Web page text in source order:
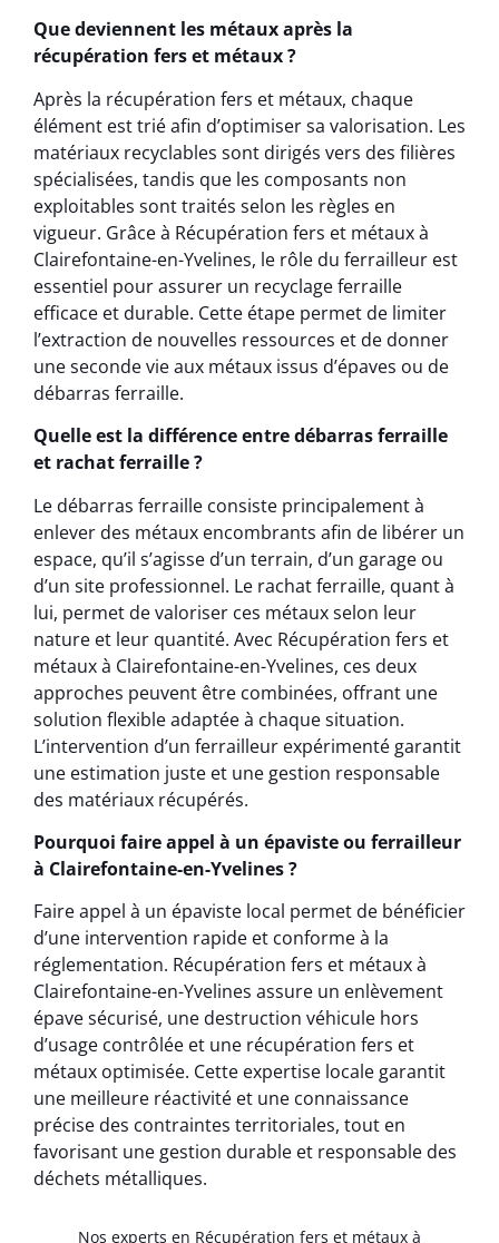
Que deviennent les métaux après la
récupération fers et métaux ?
Après la récupération fers et métaux, chaque
élément est trié afin d’optimiser sa valorisation. Les
matériaux recyclables sont dirigés vers des filières
spécialisées, tandis que les composants non
exploitables sont traités selon les règles en
vigueur. Grâce à Récupération fers et métaux à
Clairefontaine-en-Yvelines, le rôle du ferrailleur est
essentiel pour assurer un recyclage ferraille
efficace et durable. Cette étape permet de limiter
l’extraction de nouvelles ressources et de donner
une seconde vie aux métaux issus d’épaves ou de
débarras ferraille.
Quelle est la différence entre débarras ferraille
et rachat ferraille ?
Le débarras ferraille consiste principalement à
enlever des métaux encombrants afin de libérer un
espace, qu’il s’agisse d’un terrain, d’un garage ou
d’un site professionnel. Le rachat ferraille, quant à
lui, permet de valoriser ces métaux selon leur
nature et leur quantité. Avec Récupération fers et
métaux à Clairefontaine-en-Yvelines, ces deux
approches peuvent être combinées, offrant une
solution flexible adaptée à chaque situation.
L’intervention d’un ferrailleur expérimenté garantit
une estimation juste et une gestion responsable
des matériaux récupérés.
Pourquoi faire appel à un épaviste ou ferrailleur
à Clairefontaine-en-Yvelines ?
Faire appel à un épaviste local permet de bénéficier
d’une intervention rapide et conforme à la
réglementation. Récupération fers et métaux à
Clairefontaine-en-Yvelines assure un enlèvement
épave sécurisé, une destruction véhicule hors
d’usage contrôlée et une récupération fers et
métaux optimisée. Cette expertise locale garantit
une meilleure réactivité et une connaissance
précise des contraintes territoriales, tout en
favorisant une gestion durable et responsable des
déchets métalliques.
Nos experts en Récupération fers et métaux à